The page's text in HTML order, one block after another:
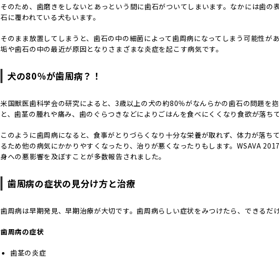
そのため、歯磨きをしないとあっという間に歯石がついてしまいます。なかには歯の
石に覆われている犬もいます。
そのまま放置してしまうと、歯石の中の細菌によって歯周病になってしまう可能性が
垢や歯石の中の最近が原因となりさまざまな炎症を起こす病気です。
犬の80％が歯周病？！
米国獣医歯科学会の研究によると、3歳以上の犬の約80％がなんらかの歯石の問題を
と、歯茎の腫れや痛み、歯のぐらつきなどによりごはんを食べにくくなり食欲が落ち
このように歯周病になると、食事がとりづらくなり十分な栄養が取れず、体力が落ち
るため他の病気にかかりやすくなったり、治りが悪くなったりもします。WSAVA
身への悪影響を及ぼすことが多数報告されました。
歯周病の症状の見分け方と治療
歯周病は早期発見、早期治療が大切です。歯周病らしい症状をみつけたら、できるだ
歯周病の症状
歯茎の炎症